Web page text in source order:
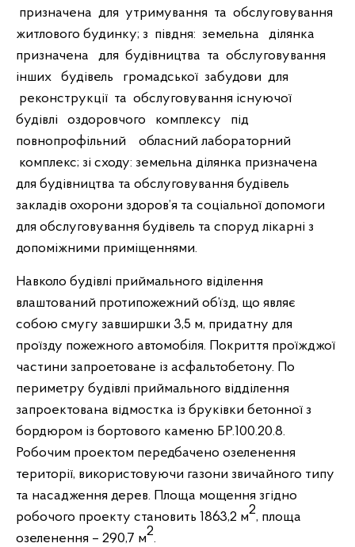
призначена для утримування та обслуговування
житлового будинку; з півдня: земельна ділянка
призначена для будівництва та обслуговування
інших будівель громадської забудови для
реконструкції та обслуговування існуючої
будівлі оздоровчого комплексу під
повнопрофільний обласний лабораторний
комплекс; зі сходу: земельна ділянка призначена
для будівництва та обслуговування будівель
закладів охорони здоров’я та соціальної допомоги
для обслуговування будівель та споруд лікарні з
допоміжними приміщеннями.
Навколо будівлі приймального віділення
влаштований протипожежний об’їзд, що являє
собою смугу завширшки 3,5 м, придатну для
проїзду пожежного автомобіля. Покриття проїжджої
частини запроетоване із асфальтобетону. По
периметру будівлі приймального відділення
запроектована відмостка із бруківки бетонної з
бордюром із бортового каменю БР.100.20.8.
Робочим проектом передбачено озеленення
території, використовуючи газони звичайного типу
та насадження дерев. Площа мощення згідно
робочого проекту становить 1863,2 м2, площа
озеленення – 290,7 м2.